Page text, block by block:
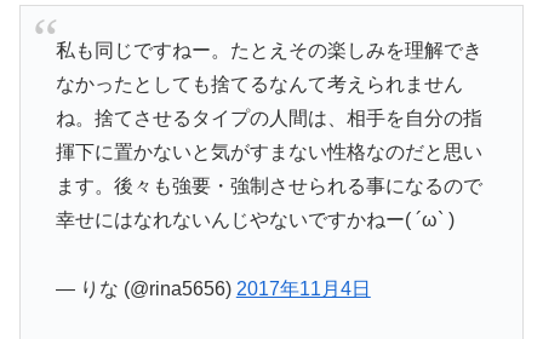
私も同じですねー。たとえその楽しみを理解でき
なかったとしても捨てるなんて考えられません
ね。捨てさせるタイプの人間は、相手を自分の指
揮下に置かないと気がすまない性格なのだと思い
ます。後々も強要・強制させられる事になるので
幸せにはなれないんじやないですかねー( ´ω` )
— りな (@rina5656) 2017年11月4日